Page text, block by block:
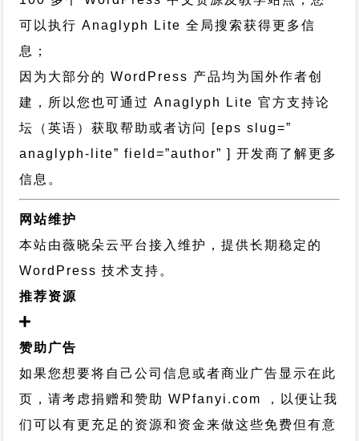
可以执行 Anaglyph Lite 全局搜索获得更多信
息；
因为大部分的 WordPress 产品均为国外作者创
建，所以您也可通过Anaglyph Lite 官方支持论
坛
（英语）获取帮助或者访问 [eps slug=”
anaglyph-lite” field=”author” ] 开发商了解更多
信息。
网站维护
本站由薇晓朵云平台接入维护，提供长期稳定的
WordPress 技术支持 。
推荐资源
赞助广告
如果您想要将自己公司信息或者商业广告显示在此
页，请考虑捐赠和赞助 WPfanyi.com ，以便让我
们可以有更充足的资源和资金来做这些免费但有意